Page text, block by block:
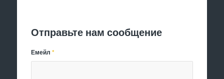
Отправьте нам сообщение
Емейл*